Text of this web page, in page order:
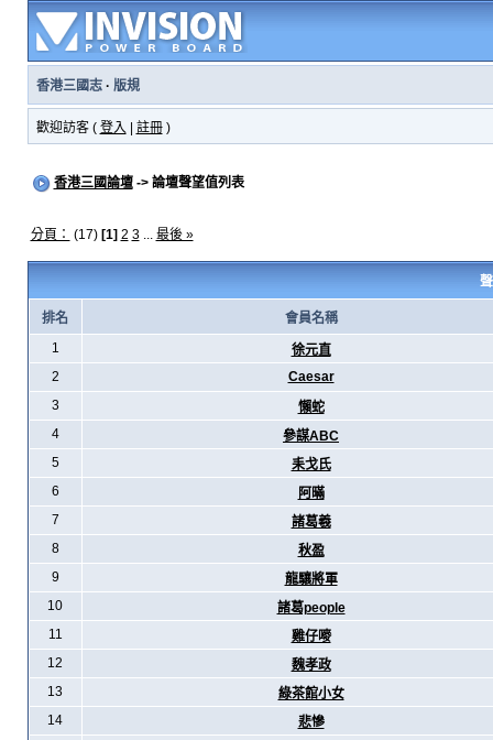
香港三國志· 版規
歡迎訪客 ( 登入 註冊)
香港三國論壇-> 論壇聲望值列表
分頁： (17) [1] 2 3... 最後 »
排名
會員名稱
1
徐元直
2
Caesar
3
懶蛇
4
參謀ABC
5
耒戈氏
6
阿暪
7
諸葛羲
8
秋盈
9
龍驤將軍
10
諸葛people
11
雞仔嘜
12
魏孝政
13
綠茶館小女
14
悲慘